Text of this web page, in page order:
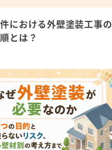
における外壁塗装工事の
とは？